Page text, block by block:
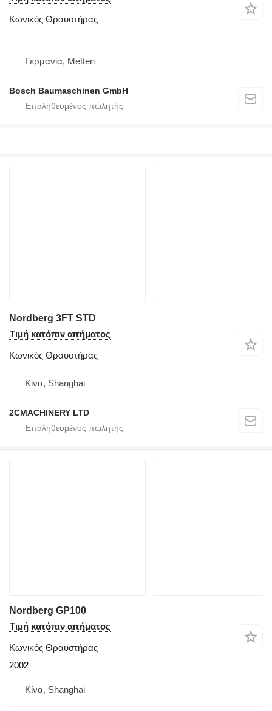
Κωνικός Θραυστήρας
Γερμανία, Metten
Bosch Baumaschinen GmbH
Nordberg 3FT STD
Τιμή κατόπιν αιτήματος
Κωνικός Θραυστήρας
Κίνα, Shanghai
2CMACHINERY LTD
Nordberg GP100
Τιμή κατόπιν αιτήματος
Κωνικός Θραυστήρας
2002
Κίνα, Shanghai